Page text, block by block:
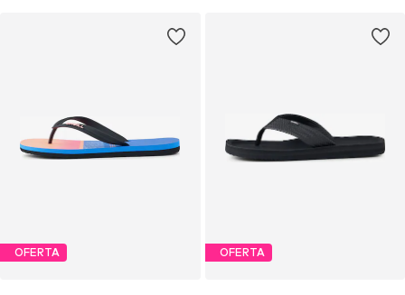
OFERTA OFERTA